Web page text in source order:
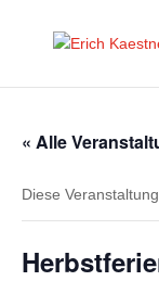
« Alle
Diese